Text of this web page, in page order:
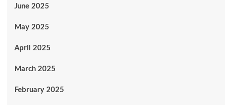
June 2025
May 2025
April 2025
March 2025
February 2025